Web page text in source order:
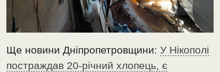
Ще новини Дніпропетровщини:У Нікополі
постраждав 20-річний хлопець, є